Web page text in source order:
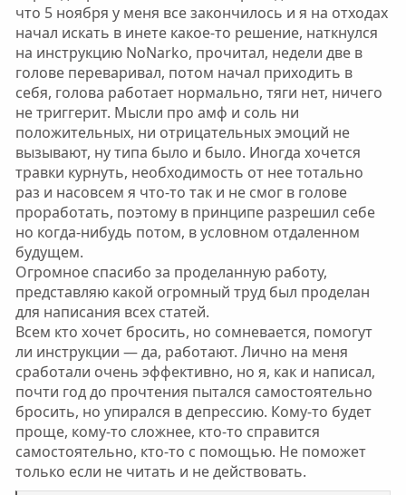
что 5 ноября у меня все закончилось и я на отходах
начал искать в инете какое-то решение, наткнулся
на инструкцию NoNarko, прочитал, недели две в
голове переваривал, потом начал приходить в
себя, голова работает нормально, тяги нет, ничего
не триггерит. Мысли про амф и соль ни
положительных, ни отрицательных эмоций не
вызывают, ну типа было и было. Иногда хочется
травки курнуть, необходимость от нее тотально
раз и насовсем я что-то так и не смог в голове
проработать, поэтому в принципе разрешил себе
но когда-нибудь потом, в условном отдаленном
будущем.
Огромное спасибо за проделанную работу,
представляю какой огромный труд был проделан
для написания всех статей.
Всем кто хочет бросить, но сомневается, помогут
ли инструкции — да, работают. Лично на меня
сработали очень эффективно, но я, как и написал,
почти год до прочтения пытался самостоятельно
бросить, но упирался в депрессию. Кому-то будет
проще, кому-то сложнее, кто-то справится
самостоятельно, кто-то с помощью. Не поможет
только если не читать и не действовать.